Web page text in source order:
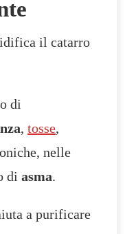
il catarro
di
, tosse,
nelle
di asma.
a purificare